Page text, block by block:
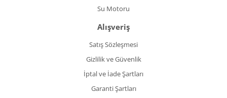
Su Motoru
Alışveriş
Satış Sözleşmesi
Gizlilik ve Güvenlik
İptal ve İade Şartları
Garanti Şartları